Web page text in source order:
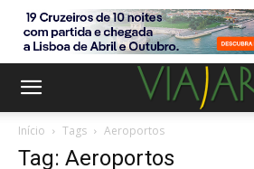
Início Tags Aeroportos
Tag: Aeroportos